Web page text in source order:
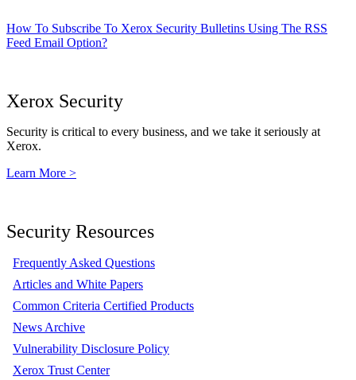
How To Subscribe To Xerox Security Bulletins Using The RSS
Feed Email Option?
Xerox Security
Security is critical to every business, and we take it seriously at
Xerox.
Learn More >
Security Resources
Frequently Asked Questions
Articles and White Papers
Common Criteria Certified Products
News Archive
Vulnerability Disclosure Policy
Xerox Trust Center